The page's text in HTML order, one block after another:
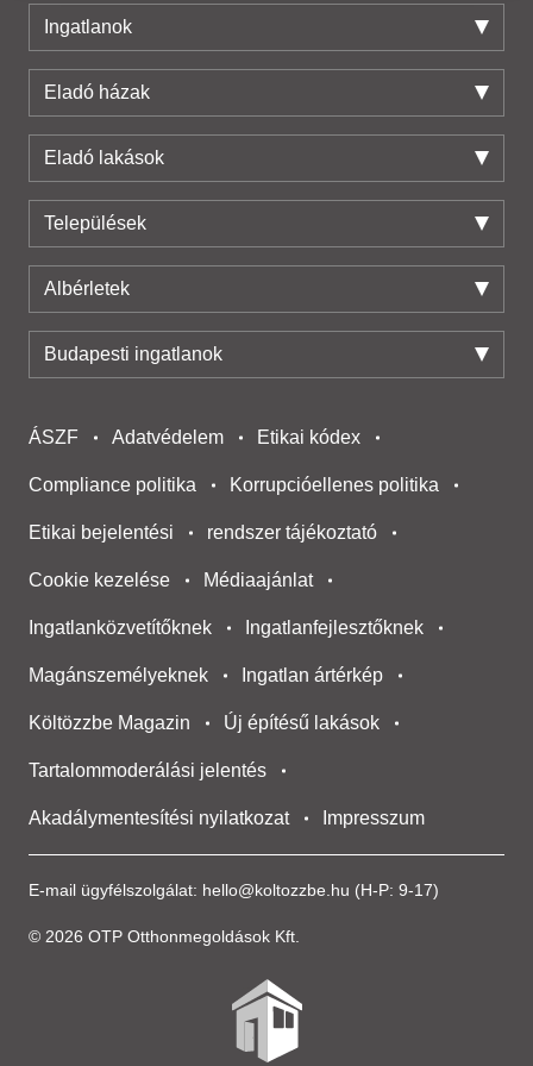
adatait, akik kombinálhatják az adatokat más olyan
adatokkal, amelyeket Ön adott meg számukra vagy az
Ön által használt más szolgáltatásokból gyűjtöttek.
Ingatlanok
Eladó házak
Eladó lakások
Települések
Albérletek
Budapesti ingatlanok
E-mail ügyfélszolgálat: hello@koltozzbe.hu (H-P: 9-17)
© 2026 OTP Otthonmegoldások Kft.
ÁSZF Adatvédelem Etikai kódex
Compliance politika Korrupcióellenes politika
Etikai bejelentési rendszer tájékoztató
Cookie kezelése Médiaajánlat
Ingatlanközvetítőknek Ingatlanfejlesztőknek
Magánszemélyeknek Ingatlan ártérkép
Költözzbe Magazin Új építésű lakások
Tartalommoderálási jelentés
Akadálymentesítési nyilatkozat Impresszum